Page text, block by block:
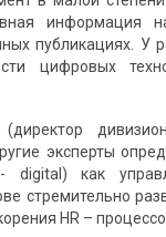
информация
публикациях. У
цифровых
эксперты
digital) как
стремительно
HR –